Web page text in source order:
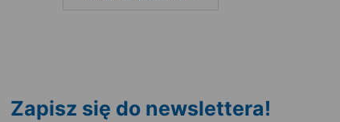
Zapisz się do newslettera!